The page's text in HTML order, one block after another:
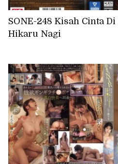
SONE-248 Kisah Cinta
Hikaru Nagi